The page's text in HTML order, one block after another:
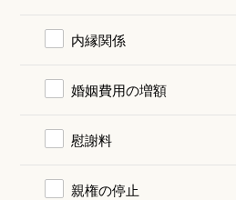
内縁関係
婚姻費用の増額
慰謝料
親権の停止